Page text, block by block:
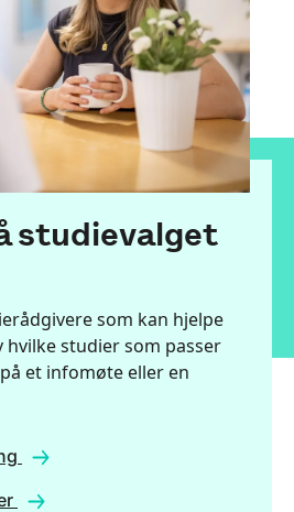
studievalget
som kan hjelpe
hvilke studier som passer
et infomøte eller en